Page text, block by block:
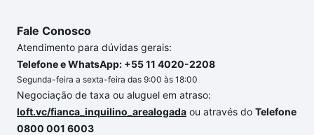
Fale Conosco
Atendimento para dúvidas gerais:
Telefone e WhatsApp: +55 11 4020-2208
Segunda-feira a sexta-feira das 9:00 às 18:00
Negociação de taxa ou aluguel em atraso:
loft.vc/fianca_inquilino_arealogada ou através do Telefone
0800 001 6003